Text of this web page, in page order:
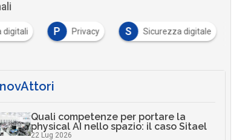
digitali P Privacy S Sicurezza digitale
Quali competenze per portare la
physical AI nello spazio: il caso Sitael
22 Lug 2026